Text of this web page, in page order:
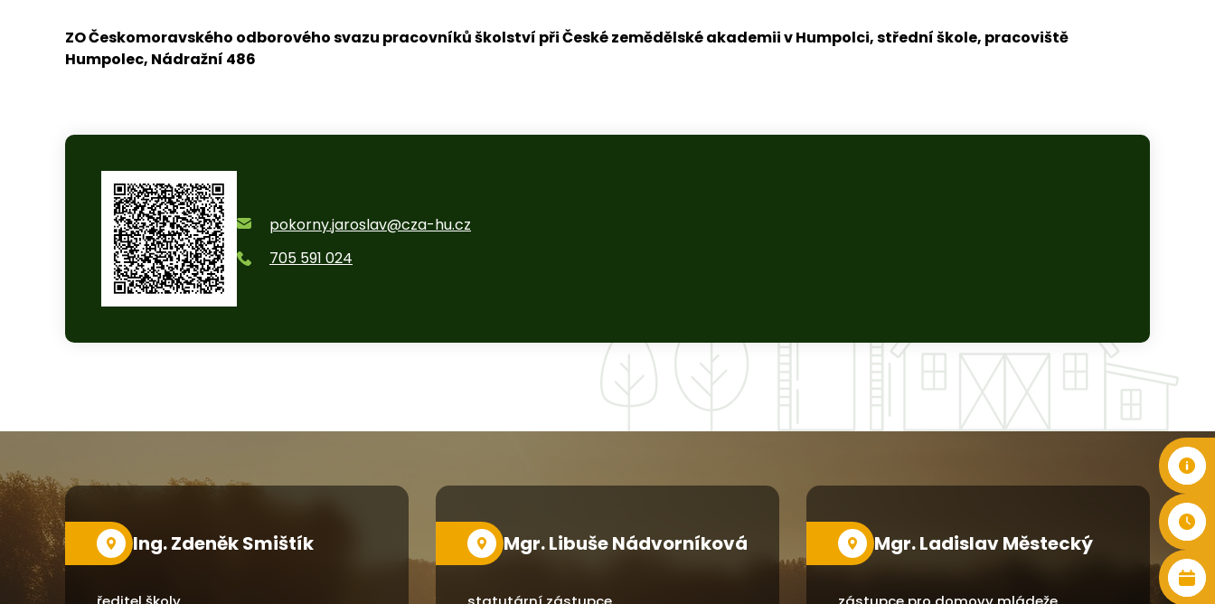
ZO Českomoravského odborového svazu pracovníků školství při České zemědělské akademii v Humpolci, střední škole, pracoviště
Humpolec, Nádražní 486
pokorny.jaroslav@cza-hu.cz
705 591 024
Ing. Zdeněk Smištík Mgr. Libuše Nádvorníková Mgr. Ladislav Městecký